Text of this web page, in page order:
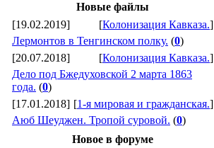
Новые файлы
[19.02.2019]
[Колонизация Кавказа.]
Лермонтов в Тенгинском полку. (0)
[20.07.2018]
[Колонизация Кавказа.]
Дело под Бжедуховской 2 марта 1863
года. (0)
[17.01.2018] [1-я мировая и гражданская.]
Аюб Шеуджен. Тропой суровой. (0)
Новое в форуме